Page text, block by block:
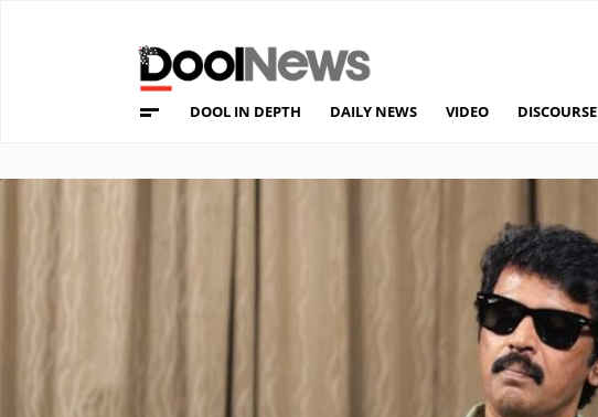
DOOL IN DEPTH DAILY NEWS VIDEO DISCOURSE